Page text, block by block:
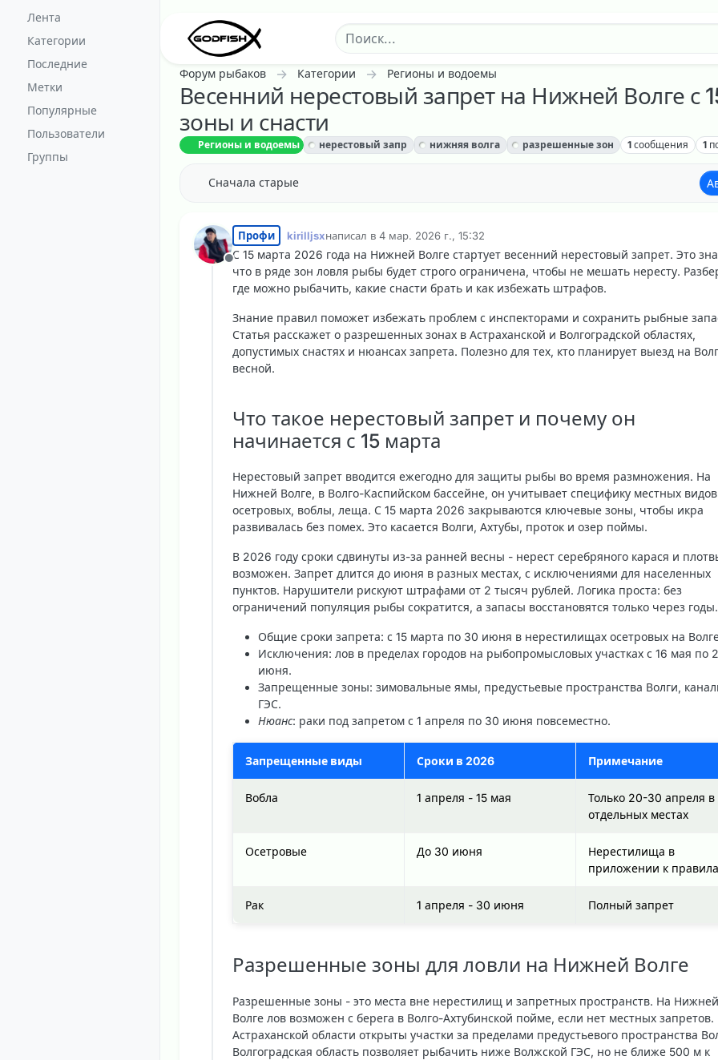
Лента
Категории
Последние
Метки
Популярные
Пользователи
Группы
Форум рыбаков Категории Регионы и водоемы
Весенний нерестовый запрет на Нижней Волге с
зоны и снасти
Регионы и водоемы нерестовый запр нижняя волга разрешенные зон 1 сообщения 1
Сначала старые
Не в сети
Профи kirilljsxнаписал в 4 мар. 2026 г., 15:32
отредактировано
С 15 марта 2026 года на Нижней Волге стартует весенний нерестовый запрет. Это
что в ряде зон ловля рыбы будет строго ограничена, чтобы не мешать нересту.
где можно рыбачить, какие снасти брать и как избежать штрафов.
Знание правил поможет избежать проблем с инспекторами и сохранить рыбные
Статья расскажет о разрешенных зонах в Астраханской и Волгоградской областях,
допустимых снастях и нюансах запрета. Полезно для тех, кто планирует выезд на
весной.
Что такое нерестовый запрет и почему он
начинается с 15 марта
Нерестовый запрет вводится ежегодно для защиты рыбы во время размножения. На
Нижней Волге, в Волго-Каспийском бассейне, он учитывает специфику местных
осетровых, воблы, леща. С 15 марта 2026 закрываются ключевые зоны, чтобы икра
развивалась без помех. Это касается Волги, Ахтубы, проток и озер поймы.
В 2026 году сроки сдвинуты из-за ранней весны - нерест серебряного карася и
возможен. Запрет длится до июня в разных местах, с исключениями для населенных
пунктов. Нарушители рискуют штрафами от 2 тысяч рублей. Логика проста: без
ограничений популяция рыбы сократится, а запасы восстановятся только через годы.
Общие сроки запрета: с 15 марта по 30 июня в нерестилищах осетровых на
Исключения: лов в пределах городов на рыбопромысловых участках с 16 мая по
июня.
Запрещенные зоны: зимовальные ямы, предустьевые пространства Волги,
ГЭС.
Нюанс: раки под запретом с 1 апреля по 30 июня повсеместно.
Запрещенные виды Сроки в 2026 Примечание
Вобла 1 апреля - 15 мая
Только 20-30 апреля в
отдельных местах
Осетровые До 30 июня
Нерестилища в
приложении к
Рак 1 апреля - 30 июня Полный запрет
Разрешенные зоны для ловли на Нижней Волге
Разрешенные зоны - это места вне нерестилищ и запретных пространств. На Нижней
Волге лов возможен с берега в Волго-Ахтубинской пойме, если нет местных запретов.
Астраханской области открыты участки за пределами предустьевого пространства
Волгоградская область позволяет рыбачить ниже Волжской ГЭС, но не ближе 500 м к